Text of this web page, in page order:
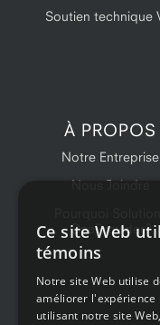
Soutien technique
À PROPOS
Notre Entreprise
Nous Joindre
OneProvider?
Ce site Web
témoins
Notre site Web utilise
améliorer l'expérience
utilisant notre site